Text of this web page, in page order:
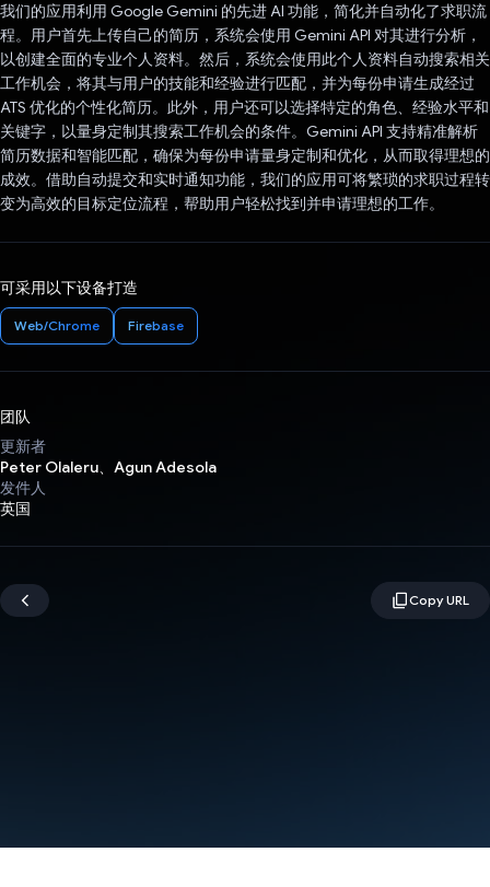
我们的应用利用 Google Gemini 的先进 AI 功能，简化并自动化了求职流
程。用户首先上传自己的简历，系统会使用 Gemini API 对其进行分析，
以创建全面的专业个人资料。然后，系统会使用此个人资料自动搜索相关
工作机会，将其与用户的技能和经验进行匹配，并为每份申请生成经过
ATS 优化的个性化简历。此外，用户还可以选择特定的角色、经验水平和
关键字，以量身定制其搜索工作机会的条件。Gemini API 支持精准解析
简历数据和智能匹配，确保为每份申请量身定制和优化，从而取得理想的
成效。借助自动提交和实时通知功能，我们的应用可将繁琐的求职过程转
变为高效的目标定位流程，帮助用户轻松找到并申请理想的工作。
可采用以下设备打造
Web/Chrome Firebase
团队
更新者
Peter Olaleru、Agun Adesola
发件人
英国